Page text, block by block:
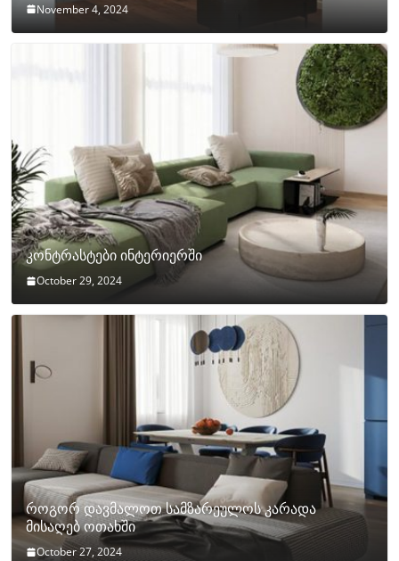
November 4, 2024
კონტრასტები ინტერიერში
October 29, 2024
როგორ დავმალოთ სამზარეულოს კარადა
მისაღებ ოთახში
October 27, 2024